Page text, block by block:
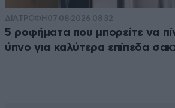
ΔΙΑΤΡΟΦΗ 07·08·2026 08:32
5 ροφήματα που μπορείτε να
ύπνο για καλύτερα επίπεδα